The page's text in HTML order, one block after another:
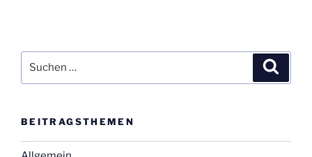
nach:
BEI­TRAGS­THE­MEN